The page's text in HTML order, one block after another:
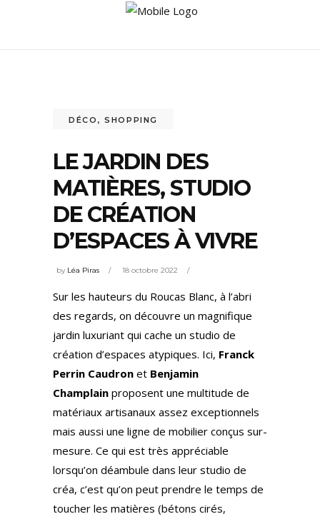
DÉCO , SHOPPING
LE JARDIN DES
MATIÈRES, STUDIO
DE CRÉATION
D’ESPACES À VIVRE
by Léa Piras 18 octobre 2022
Sur les hauteurs du Roucas Blanc, à l’abri
des regards, on découvre un magnifique
jardin luxuriant qui cache un studio de
création d’espaces atypiques. Ici, Franck
Perrin Caudron et Benjamin
Champlain proposent une multitude de
matériaux artisanaux assez exceptionnels
mais aussi une ligne de mobilier conçus sur-
mesure. Ce qui est très appréciable
lorsqu’on déambule dans leur studio de
créa, c’est qu’on peut prendre le temps de
toucher les matières (bétons cirés,